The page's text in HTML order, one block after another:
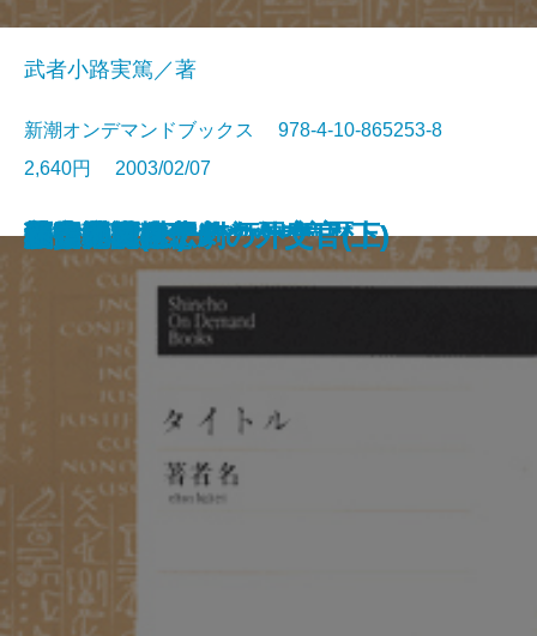
男の日曜日
血の罠
停年退職
五味康祐 オーディオ遍歴
酒を愛する男の酒
逃亡者
丸山蘭水楼の遊女たち
海燕
肉体の門・肉体の悪魔
愛慾・その妹
武者小路実篤／著
新潮オンデマンドブックス 978-4-10-865253-8
2,640円 2003/02/07
愛しい女
美少女
松岡洋右 悲劇の外交官(上)
松岡洋右 悲劇の外交官(下)
薬指の標本
贋食物誌
続江戸群盗伝
戦いの肖像
迷走地図(上)
迷走地図(下)